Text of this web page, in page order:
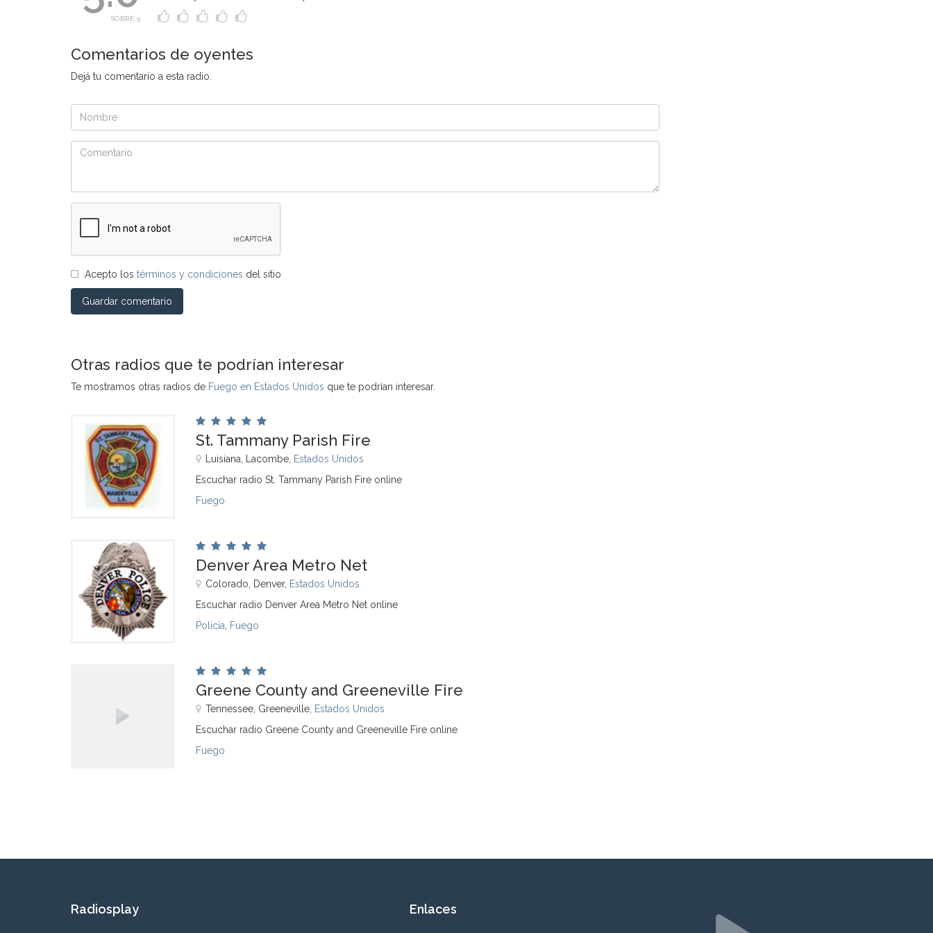
SOBRE 5
Comentarios de oyentes
Dejá tu comentario a esta radio.
Acepto los términos y condiciones del sitio
Guardar comentario
Otras radios que te podrían interesar
Te mostramos otras radios de Fuego en Estados Unidos que te podrían interesar.
St. Tammany Parish Fire
Luisiana, Lacombe, Estados Unidos
Escuchar radio St. Tammany Parish Fire online
Fuego
Denver Area Metro Net
Colorado, Denver, Estados Unidos
Escuchar radio Denver Area Metro Net online
Policía
Fuego
Greene County and Greeneville Fire
Tennessee, Greeneville, Estados Unidos
Escuchar radio Greene County and Greeneville Fire online
Fuego
Radiosplay Enlaces